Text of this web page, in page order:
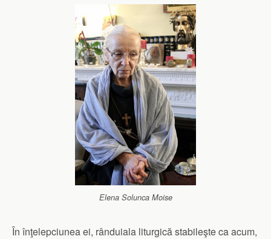
Elena Solunca Moise
În înţelepciunea ei, rânduiala liturgică stabileşte ca acum,